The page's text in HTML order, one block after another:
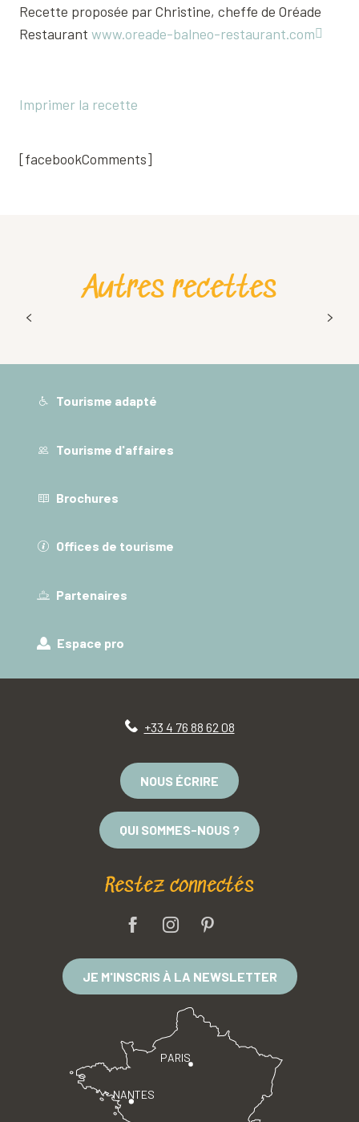
Recette proposée par Christine, cheffe de Oréade
Restaurant www.oreade-balneo-restaurant.com
Imprimer la recette
[facebookComments]
Autres recettes
Tourisme adapté
Tourisme d'affaires
Brochures
Offices de tourisme
Partenaires
Espace pro
+33 4 76 88 62 08
NOUS ÉCRIRE
QUI SOMMES-NOUS ?
Restez connectés
JE M'INSCRIS À LA NEWSLETTER
PARIS
NANTES